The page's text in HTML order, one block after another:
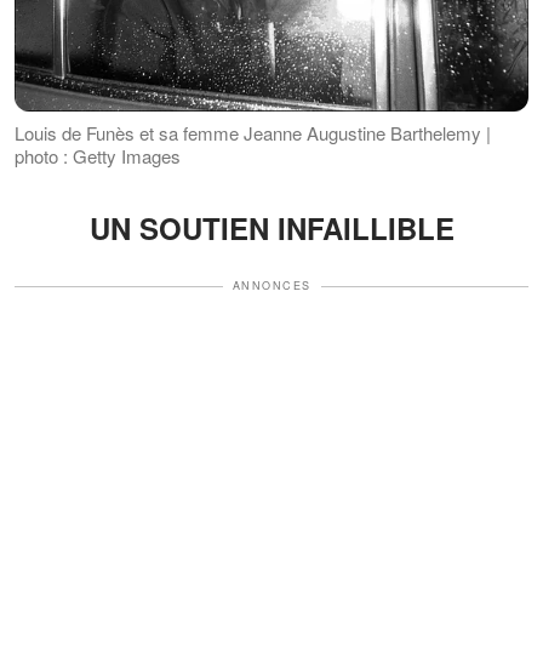
Louis de Funès et sa femme Jeanne Augustine Barthelemy |
photo : Getty Images
UN SOUTIEN INFAILLIBLE
ANNONCES